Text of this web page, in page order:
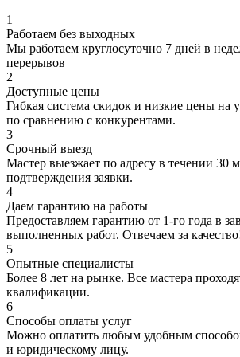
1
Работаем без выходных
Мы работаем круглосуточно 7 дней в
перерывов
2
Доступные цены
Гибкая система скидок и низкие цены на
по сравнению с конкурентами.
3
Срочный выезд
Мастер выезжает по адресу в течении 30
подтверждения заявки.
4
Даем гарантию на работы
Предоставляем гарантию от 1-го года в
выполненных работ. Отвечаем за
5
Опытные специалисты
Более 8 лет на рынке. Все мастера
квалификации.
6
Способы оплаты услуг
Можно оплатить любым удобным
и юридическому лицу.